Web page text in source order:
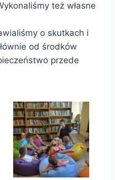
też własne
o skutkach i
od środków
przede